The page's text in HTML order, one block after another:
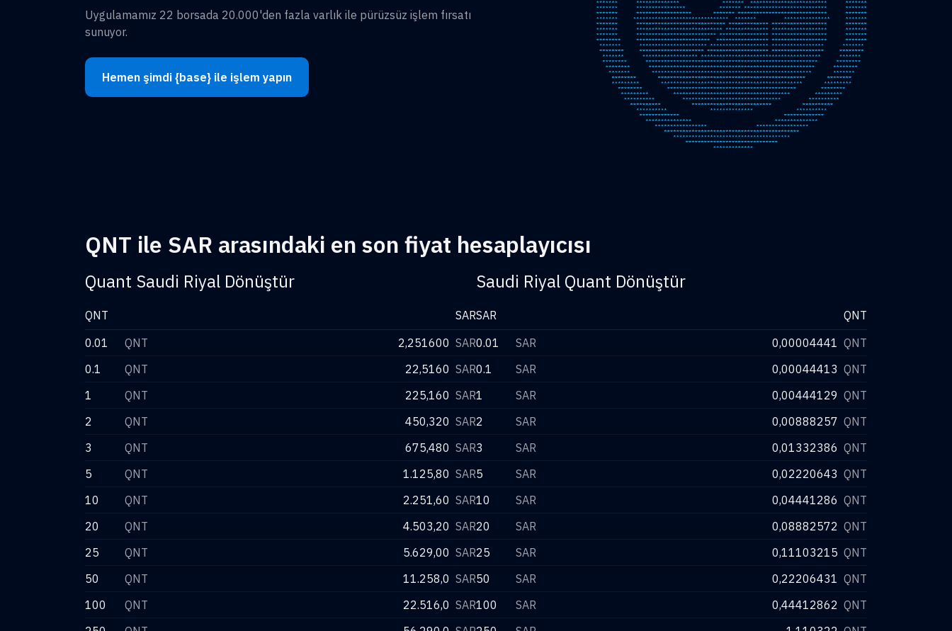
Uygulamamız 22 borsada 20.000'den fazla varlık ile pürüzsüz işlem fırsatı
sunuyor.
Hemen şimdi {base} ile işlem yapın
QNT ile SAR arasındaki en son fiyat hesaplayıcısı
Quant Saudi Riyal Dönüştür
QNT
SAR
0.01
QNT 2,251600 SAR
0.1
QNT 22,5160 SAR
1
QNT 225,160 SAR
2
QNT 450,320 SAR
3
QNT 675,480 SAR
5
QNT 1.125,80 SAR
10
QNT 2.251,60 SAR
20
QNT 4.503,20 SAR
25
QNT 5.629,00 SAR
50
QNT 11.258,0 SAR
100
QNT 22.516,0 SAR
Saudi Riyal Quant Dönüştür
SAR
QNT
0.01
SAR 0,00004441 QNT
0.1
SAR 0,00044413 QNT
1
SAR 0,00444129 QNT
2
SAR 0,00888257 QNT
3
SAR 0,01332386 QNT
5
SAR 0,02220643 QNT
10
SAR 0,04441286 QNT
20
SAR 0,08882572 QNT
25
SAR 0,11103215 QNT
50
SAR 0,22206431 QNT
100
SAR 0,44412862 QNT